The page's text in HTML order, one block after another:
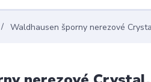
Waldhausen šporny nerezové